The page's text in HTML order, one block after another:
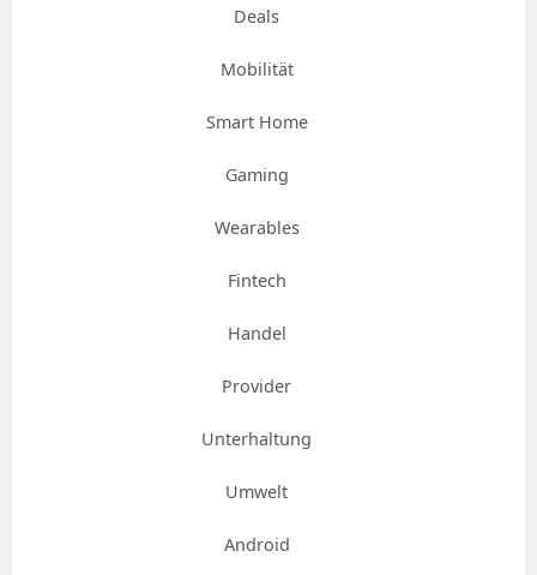
Deals
Mobilität
Smart Home
Gaming
Wearables
Fintech
Handel
Provider
Unterhaltung
Umwelt
Android